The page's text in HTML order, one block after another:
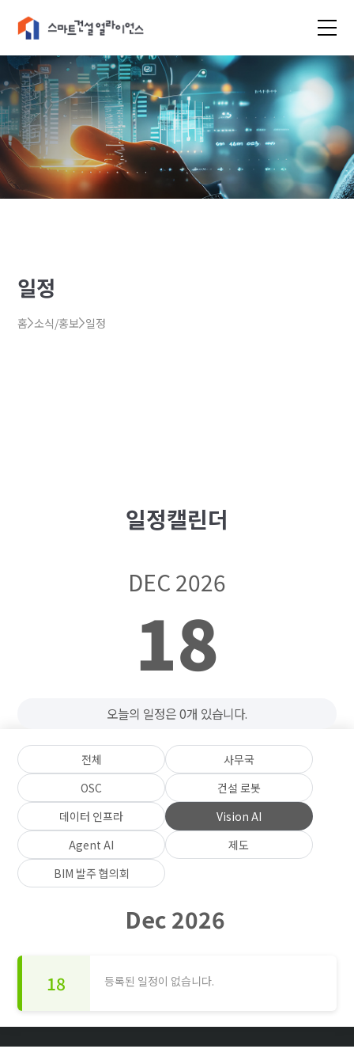
일정
홈 소식/홍보 일정
일정캘린더
DEC 2026
18
오늘의 일정은 0개 있습니다.
전체
사무국
OSC
건설 로봇
데이터 인프라
Vision AI
Agent AI
제도
BIM 발주 협의회
Dec 2026
18 등록된 일정이 없습니다.